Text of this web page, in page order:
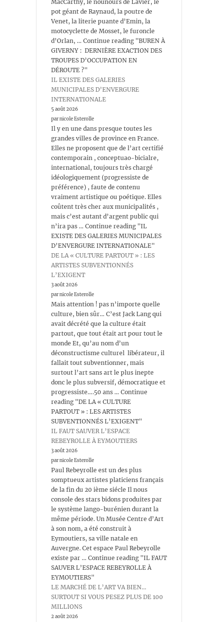
MacCarthy, le nounours de Lavier, le
pot géant de Raynaud, la poutre de
Venet, la literie puante d’Emin, la
motocyclette de Mosset, le furoncle
d’Orlan, … Continue reading "BUREN À
GIVERNY : DERNIÈRE EXACTION DES
TROUPES D’OCCUPATION EN
DÉROUTE ?"
IL EXISTE DES GALERIES
MUNICIPALES D’ENVERGURE
INTERNATIONALE
5 août 2026
par nicole Esterolle
Il y en une dans presque toutes les
grandes villes de province en France.
Elles ne proposent que de l’art certifié
contemporain , conceptuao-bicialre,
international, toujours très chargé
idéologiquement (progressiste de
préférence) , faute de contenu
vraiment artistique ou poétique. Elles
coûtent très cher aux municipalités ,
mais c’est autant d’argent public qui
n’ira pas … Continue reading "IL
EXISTE DES GALERIES MUNICIPALES
D’ENVERGURE INTERNATIONALE"
DE LA « CULTURE PARTOUT » : LES
ARTISTES SUBVENTIONNÉS
L’EXIGENT
3 août 2026
par nicole Esterolle
Mais attention ! pas n’importe quelle
culture, bien sûr… C’est Jack Lang qui
avait décrété que la culture était
partout, que tout était art pour tout le
monde Et, qu’au nom d’un
déconstructisme culturel libérateur, il
fallait tout subventionner, mais
surtout l’art sans art le plus inepte
donc le plus subversif, démocratique et
progressiste….50 ans … Continue
reading "DE LA « CULTURE
PARTOUT » : LES ARTISTES
SUBVENTIONNÉS L’EXIGENT"
IL FAUT SAUVER L’ESPACE
REBEYROLLE À EYMOUTIERS
3 août 2026
par nicole Esterolle
Paul Rebeyrolle est un des plus
somptueux artistes platiciens français
de la fin du 20 ième siécle Il nous
console des stars bidons produites par
le système lango-burénien durant la
même période. Un Musée Centre d’Art
à son nom, a été construit à
Eymoutiers, sa ville natale en
Auvergne. Cet espace Paul Rebeyrolle
existe par … Continue reading "IL FAUT
SAUVER L’ESPACE REBEYROLLE À
EYMOUTIERS"
LE MARCHÉ DE L’ART VA BIEN…
SURTOUT SI VOUS PESEZ PLUS DE 100
MILLIONS
2 août 2026